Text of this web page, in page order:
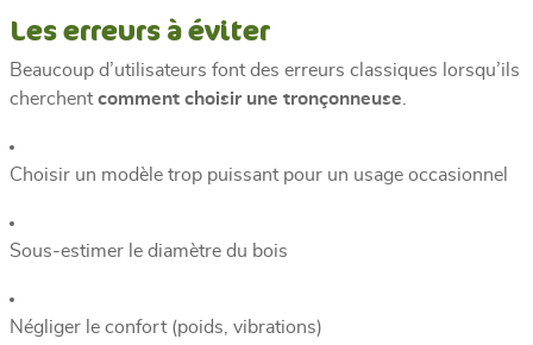
Les erreurs à éviter
Beaucoup d’utilisateurs font des erreurs classiques lorsqu’ils
cherchentcomment choisir une tronçonneuse.
Choisir un modèle trop puissant pour un usage occasionnel
Sous-estimer le diamètre du bois
Négliger le confort (poids, vibrations)